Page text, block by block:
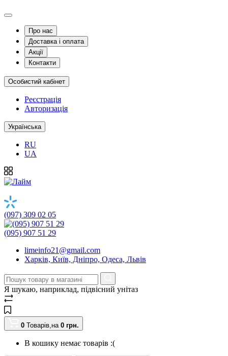
Про нас
Доставка і оплата
Акції
Контакти
Особистий кабінет
Реєстрація
Авторизація
Українська
RU
UA
(097) 309 02 05
(095) 907 51 29
limeinfo21@gmail.com
Харків, Київ, Дніпро, Одеса, Львів
Я шукаю, наприклад, підвісний унітаз
0 Товарів,на 0 грн.
В кошику немає товарів :(